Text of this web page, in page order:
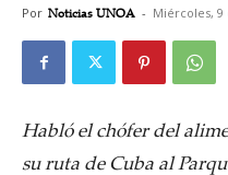
Por Noticias UNOA - Miércoles, 9
Habló el chófer del
su ruta de Cuba al